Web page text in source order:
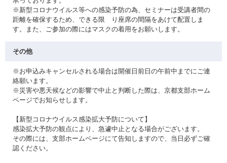
※新型コロナウイルス等への感染予防の為、セミナーは受講者間の
距離を確保するため、できる限 り座席の間隔をあけて配置しま
す。また、ご参加の際にはマスクの着用をお願いします。
その他
※お申込みキャンセルされる場合は開催日前日の午前中までにご連
絡願います。
※災害や悪天候などの影響で中止と判断した際は、京都支部ホーム
ページでお知らせします。
【新型コロナウイルス感染拡大予防について】
感染拡大予防の観点により、急遽中止となる場合がございます。
その際には、支部ホームページにて告知しますので、当日必ずご確
認ください。